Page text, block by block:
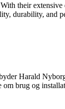
their
durability, and
Harald
om brug og